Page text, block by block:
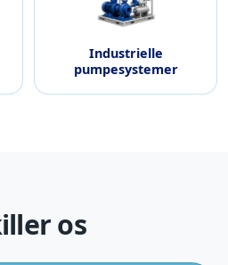
Industrielle
pumpesystemer
os